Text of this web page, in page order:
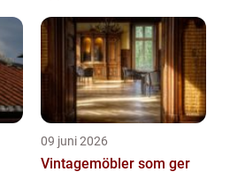
09 juni 2026
Vintagemöbler som ger